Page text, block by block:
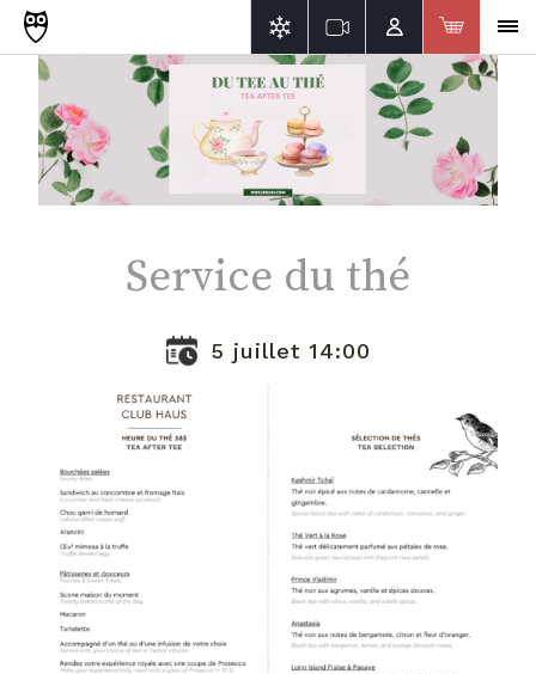
Service du thé
5 juillet 14:00